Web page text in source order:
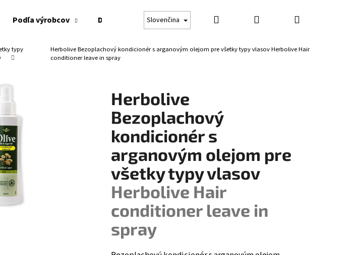
Podľa výrobcov Doplnky Darčekové poukážky Opaľovanie
Slovenčina Hľadať PrihlásenieNákupný
typy
Herbolive Bezoplachový kondicionér s arganovým olejom pre všetky typy vlasovHerbolive Hair
conditioner leave in spray
Herbolive
Bezoplachový
kondicionér s
arganovým olejom pre
všetky typy vlasov
Herbolive Hair
conditioner leave in
spray
Nasledujúce
DONKEY MILK MYDLODONKEY MILK SOAP